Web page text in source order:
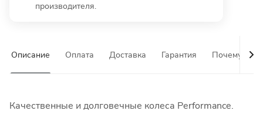
производителя.
Описание Оплата Доставка Гарантия Почему у
Качественные и долговечные колеса Performance.